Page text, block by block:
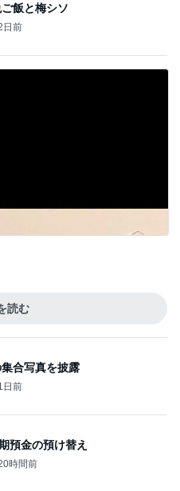
飯と梅シソ
日前
読む
合写真を披露
日前
預金の預け替え
時間前